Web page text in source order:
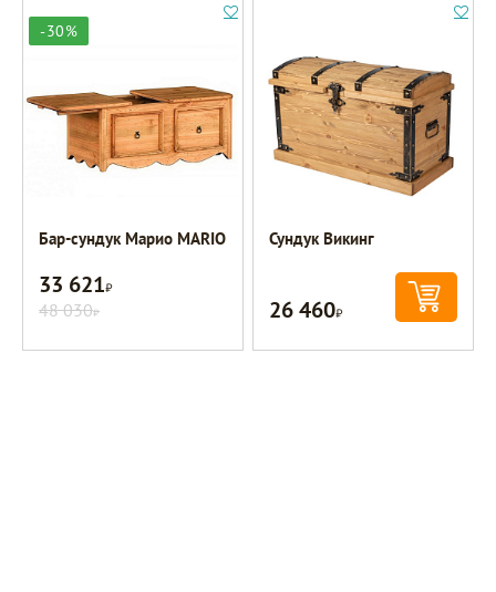
-30%
Бар-сундук Марио MARIO
33 621Р
48 030Р
Сундук Викинг
26 460Р